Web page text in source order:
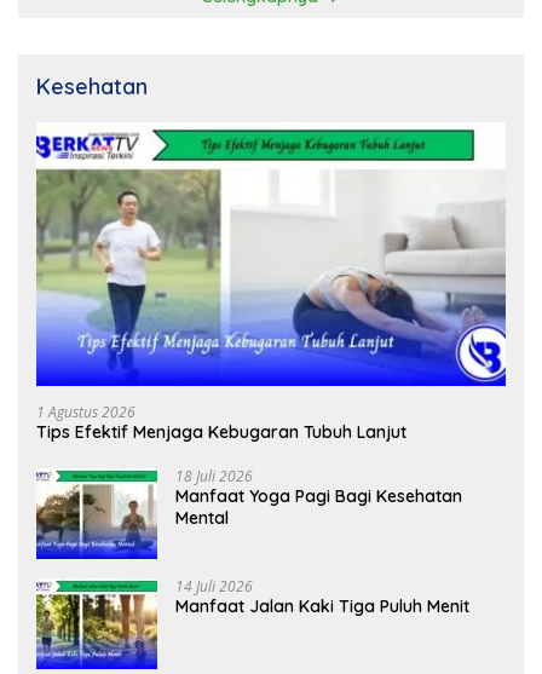
Kesehatan
1 Agustus 2026
Tips Efektif Menjaga Kebugaran Tubuh Lanjut
18 Juli 2026
Manfaat Yoga Pagi Bagi Kesehatan
Mental
14 Juli 2026
Manfaat Jalan Kaki Tiga Puluh Menit